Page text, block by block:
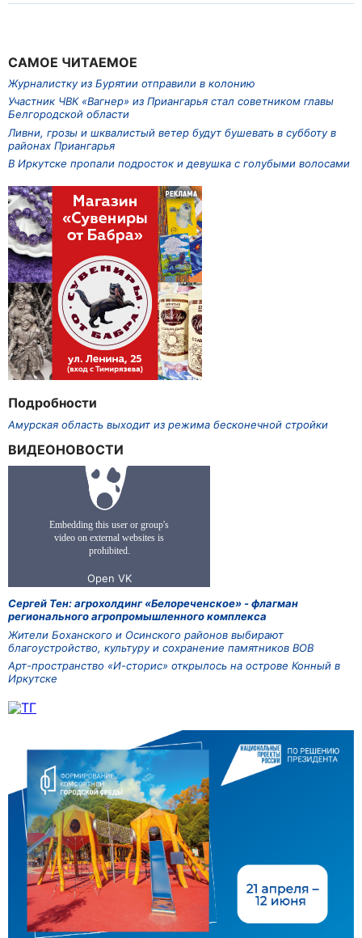
САМОЕ ЧИТАЕМОЕ
Журналистку из Бурятии отправили в колонию
Участник ЧВК «Вагнер» из Приангарья стал советником главы
Белгородской области
Ливни, грозы и шквалистый ветер будут бушевать в субботу в
районах Приангарья
В Иркутске пропали подросток и девушка с голубыми волосами
Подробности
Амурская область выходит из режима бесконечной стройки
ВИДЕОНОВОСТИ
Сергей Тен: агрохолдинг «Белореченское» - флагман
регионального агропромышленного комплекса
Жители Боханского и Осинского районов выбирают
благоустройство, культуру и сохранение памятников ВОВ
Арт-пространство «И-сторис» открылось на острове Конный в
Иркутске